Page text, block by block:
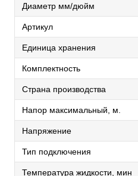
Диаметр мм/дюйм
Артикул
Единица хранения
Комплектность
Страна производства
Напор максимальный, м.
Напряжение
Тип подключения
Температура жидкости, мин